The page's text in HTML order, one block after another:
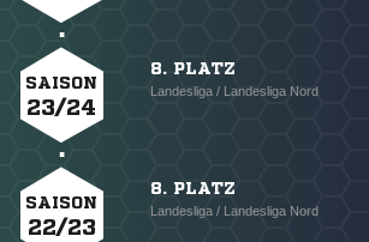
SAISON
23/24
8. PLATZ
Landesliga / Landesliga Nord
SAISON
22/23
8. PLATZ
Landesliga / Landesliga Nord